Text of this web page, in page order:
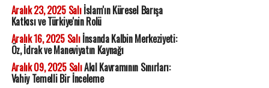
Aralık 23, 2025 Salıİslam'ın Küresel Barışa
Katkısı ve Türkiye'nin Rolü
Aralık 16, 2025 Salıİnsanda Kalbin Merkeziyeti:
Öz, İdrak ve Maneviyatın Kaynağı
Aralık 09, 2025 SalıAkıl Kavramının Sınırları:
Vahiy Temelli Bir İnceleme